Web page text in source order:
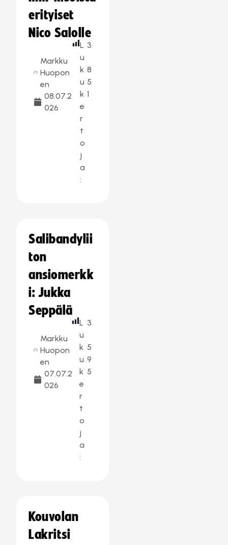
erityiset
Nico Salolle
Markku
Huopon
en
08.07.2
026
L
u
k
u
k
e
r
t
o
j
a
:
3
8
5
1
Salibandylii
ton
ansiomerkk
i: Jukka
Seppälä
Markku
Huopon
en
07.07.2
026
L
u
k
u
k
e
r
t
o
j
a
:
3
5
9
5
Kouvolan
Lakritsi